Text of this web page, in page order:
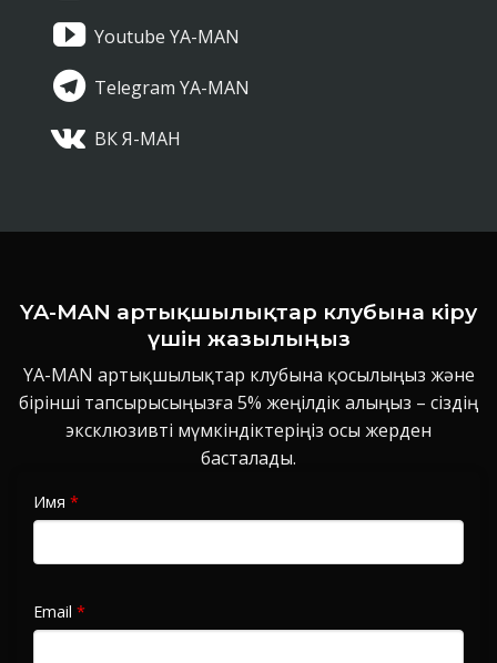
Youtube YA-MAN
Telegram YA-MAN
ВК Я-МАН
YA-MAN артықшылықтар клубына кіру
үшін жазылыңыз
YA-MAN артықшылықтар клубына қосылыңыз және
бірінші тапсырысыңызға 5% жеңілдік алыңыз – сіздің
эксклюзивті мүмкіндіктеріңіз осы жерден
басталады.
Имя *
Email *